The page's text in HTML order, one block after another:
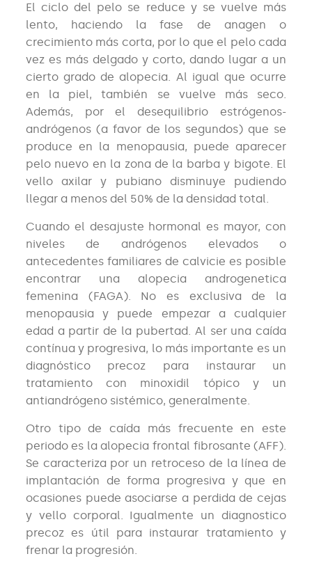
El ciclo del pelo se reduce y se vuelve más
lento, haciendo la fase de anagen o
crecimiento más corta, por lo que el pelo cada
vez es más delgado y corto, dando lugar a un
cierto grado de alopecia. Al igual que ocurre
en la piel, también se vuelve más seco.
Además, por el desequilibrio estrógenos-
andrógenos (a favor de los segundos) que se
produce en la menopausia, puede aparecer
pelo nuevo en la zona de la barba y bigote. El
vello axilar y pubiano disminuye pudiendo
llegar a menos del 50% de la densidad total.
Cuando el desajuste hormonal es mayor, con
niveles de andrógenos elevados o
antecedentes familiares de calvicie es posible
encontrar una alopecia androgenetica
femenina (FAGA). No es exclusiva de la
menopausia y puede empezar a cualquier
edad a partir de la pubertad. Al ser una caída
contínua y progresiva, lo más importante es un
diagnóstico precoz para instaurar un
tratamiento con minoxidil tópico y un
antiandrógeno sistémico, generalmente.
Otro tipo de caída más frecuente en este
periodo es la alopecia frontal fibrosante (AFF).
Se caracteriza por un retroceso de la línea de
implantación de forma progresiva y que en
ocasiones puede asociarse a perdida de cejas
y vello corporal. Igualmente un diagnostico
precoz es útil para instaurar tratamiento y
frenar la progresión.